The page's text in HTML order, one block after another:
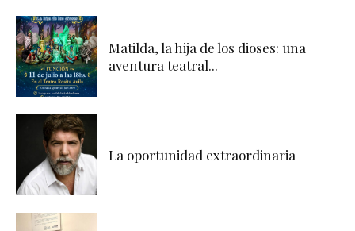
Matilda, la hija de los dioses: una
aventura teatral...
La oportunidad extraordinaria